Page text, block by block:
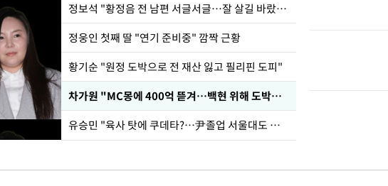
정보석 "황정음 전 남편 서글서글…잘 살길 바랐는데"
정웅인 첫째 딸 "연기 준비중" 깜짝 근황
황기순 "원정 도박으로 전 재산 잃고 필리핀 도피"
차가원 "MC몽에 400억 뜯겨…백현 위해 도박빚 갚아줘"
유승민 "육사 탓에 쿠데타?…尹졸업 서울대도 없애나"